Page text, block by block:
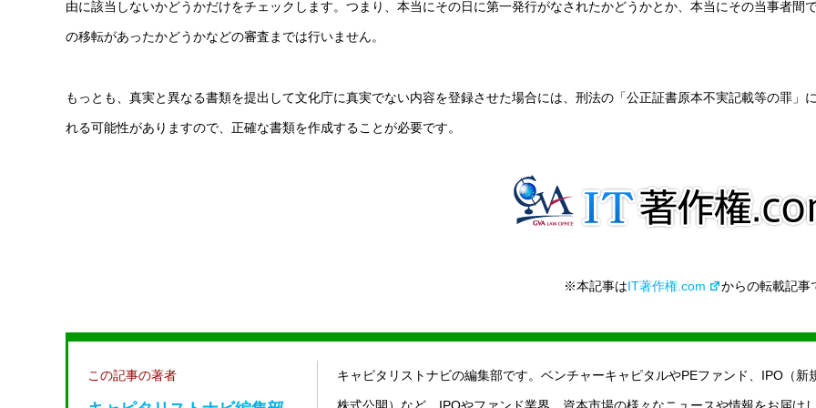
由に該当しないかどうかだけをチェックします。つまり、本当にその日に第一発行がなされたかどうかとか、本当にその当事者間
の移転があったかどうかなどの審査までは行いません。
もっとも、真実と異なる書類を提出して文化庁に真実でない内容を登録させた場合には、刑法の「公正証書原本不実記載等の罪」
れる可能性がありますので、正確な書類を作成することが必要です。
※本記事はIT著作権.com からの転載記事
この記事の著者 キャピタリストナビの編集部です。ベンチャーキャピタルやPEファンド、IPO（新
株式公開）など、IPOやファンド業界、資本市場の様々なニュースや情報をお届け